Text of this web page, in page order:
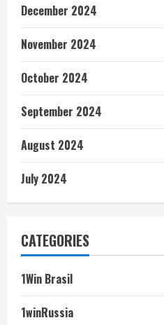
December 2024
November 2024
October 2024
September 2024
August 2024
July 2024
CATEGORIES
1Win Brasil
1winRussia